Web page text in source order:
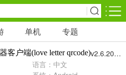
安卓单机 安卓应用
单机 专题
客户端(love letter qrcode)v2.6.20 官网安卓版
语言：中文